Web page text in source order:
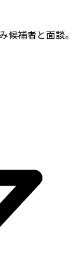
候補者と面談。